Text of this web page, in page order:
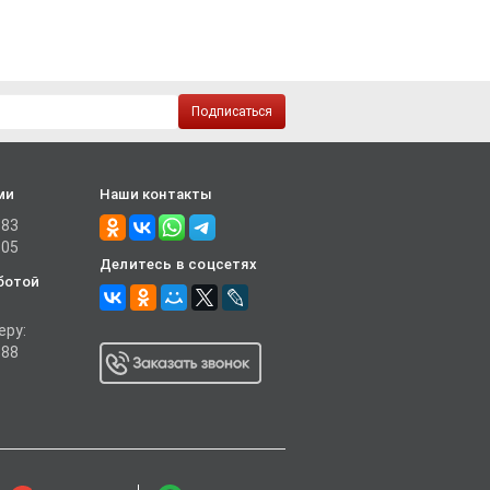
Подписаться
Наши контакты
Делитесь в соцсетях